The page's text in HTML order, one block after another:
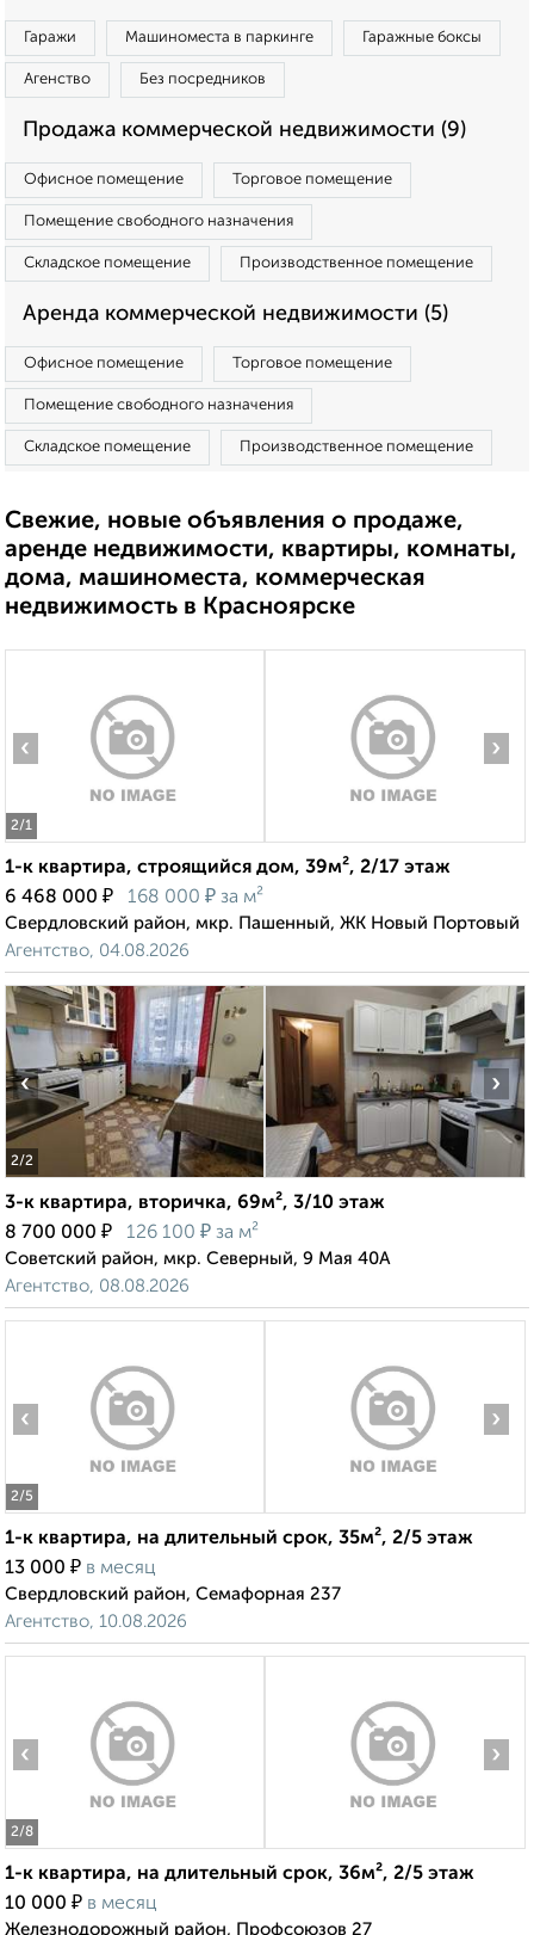
Гаражи Машиноместа в паркинге Гаражные боксы
Агенство Без посредников
Продажа коммерческой недвижимости (9)
Офисное помещение Торговое помещение
Помещение свободного назначения
Складское помещение Производственное помещение
Аренда коммерческой недвижимости (5)
Офисное помещение Торговое помещение
Помещение свободного назначения
Складское помещение Производственное помещение
Свежие, новые объявления о продаже,
аренде недвижимости, квартиры, комнаты,
дома, машиноместа, коммерческая
недвижимость в Красноярске
2/1
‹ ›
1-к квартира, строящийся дом, 39м², 2/17 этаж
6 468 000 ₽ 168 000 ₽ за м²
Свердловский район, мкр. Пашенный, ЖК Новый Портовый
Агентство, 04.08.2026
2/2
‹ ›
3-к квартира, вторичка, 69м², 3/10 этаж
8 700 000 ₽ 126 100 ₽ за м²
Советский район, мкр. Северный, 9 Мая 40А
Агентство, 08.08.2026
2/5
‹ ›
1-к квартира, на длительный срок, 35м², 2/5 этаж
13 000 ₽ в месяц
Свердловский район, Семафорная 237
Агентство, 10.08.2026
2/8
‹ ›
1-к квартира, на длительный срок, 36м², 2/5 этаж
10 000 ₽ в месяц
Железнодорожный район, Профсоюзов 27